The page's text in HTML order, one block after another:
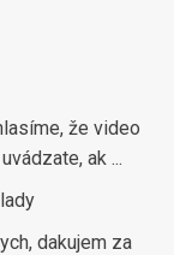
že video
ak ...
dakujem za